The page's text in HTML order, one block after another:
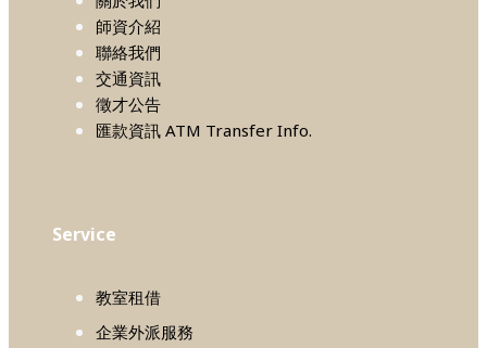
師資介紹
聯絡我們
交通資訊
徵才公告
匯款資訊 ATM Transfer Info.
Service
教室租借
企業外派服務